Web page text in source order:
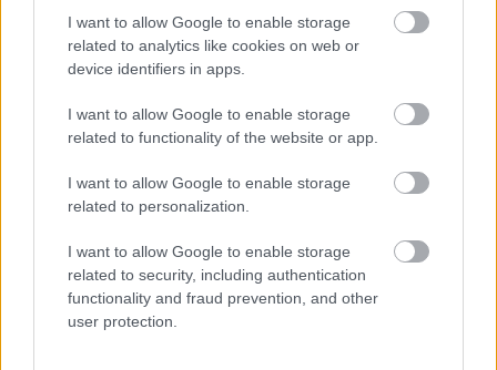
I want to allow Google to enable storage
related to analytics like cookies on web or
device identifiers in apps.
I want to allow Google to enable storage
related to functionality of the website or app.
I want to allow Google to enable storage
related to personalization.
I want to allow Google to enable storage
related to security, including authentication
functionality and fraud prevention, and other
user protection.
συντονισμό των εμπλεκόμενων φορέων, με στόχο
τον περιορισμό της διασποράς της νόσου.
ΑΣΕΠ: Πιστοποίηση Αγγλικών σε
μόνο 2 ημέρες στα χέρια σας